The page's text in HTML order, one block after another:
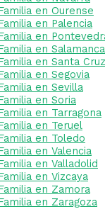
en Ourense
en Palencia
en
en Salamanca
en Santa
en Segovia
en Sevilla
en Soria
en Tarragona
en Teruel
en Toledo
en Valencia
en Valladolid
en Vizcaya
en Zamora
en Zaragoza